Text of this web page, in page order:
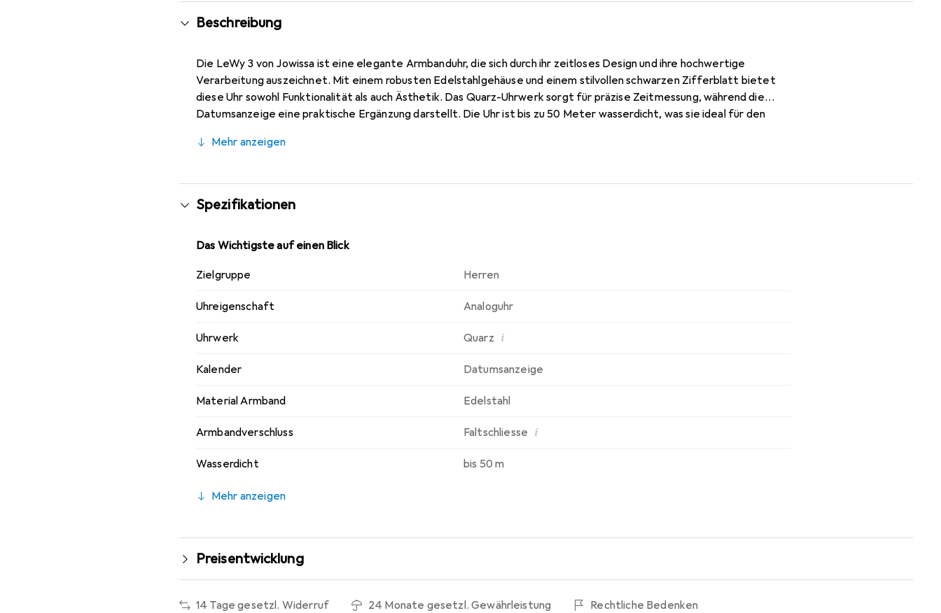
Beschreibung
Die LeWy 3 von Jowissa ist eine elegante Armbanduhr, die sich durch ihr zeitloses Design und ihre hochwertige
Verarbeitung auszeichnet. Mit einem robusten Edelstahlgehäuse und einem stilvollen schwarzen Zifferblatt bietet
diese Uhr sowohl Funktionalität als auch Ästhetik. Das Quarz-Uhrwerk sorgt für präzise Zeitmessung, während die
Datumsanzeige eine praktische Ergänzung darstellt. Die Uhr ist bis zu 50 Meter wasserdicht, was sie ideal für den
komfortablen Sitz am Handgelenk. Die LeWy 3 ist eine ausgezeichnete Wahl für Herren, die eine zuverlässige und
Mehr anzeigen
Spezifikationen
Das Wichtigste auf einen Blick
Zielgruppe Herren
Uhreigenschaft Analoguhr
Uhrwerk Quarz i
Kalender Datumsanzeige
Material Armband Edelstahl
Armbandverschluss Faltschliesse i
Wasserdicht bis 50 m
Mehr anzeigen
Preisentwicklung
14 Tage gesetzl. Widerruf
24 Monate gesetzl. Gewährleistung
Rechtliche Bedenken